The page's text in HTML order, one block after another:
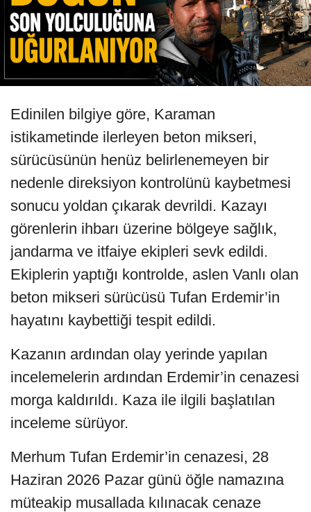
Edinilen bilgiye göre, Karaman
istikametinde ilerleyen beton mikseri,
sürücüsünün henüz belirlenemeyen bir
nedenle direksiyon kontrolünü kaybetmesi
sonucu yoldan çıkarak devrildi. Kazayı
görenlerin ihbarı üzerine bölgeye sağlık,
jandarma ve itfaiye ekipleri sevk edildi.
Ekiplerin yaptığı kontrolde, aslen Vanlı olan
beton mikseri sürücüsü Tufan Erdemir’in
hayatını kaybettiği tespit edildi.
Kazanın ardından olay yerinde yapılan
incelemelerin ardından Erdemir’in cenazesi
morga kaldırıldı. Kaza ile ilgili başlatılan
inceleme sürüyor.
Merhum Tufan Erdemir’in cenazesi, 28
Haziran 2026 Pazar günü öğle namazına
müteakip musallada kılınacak cenaze